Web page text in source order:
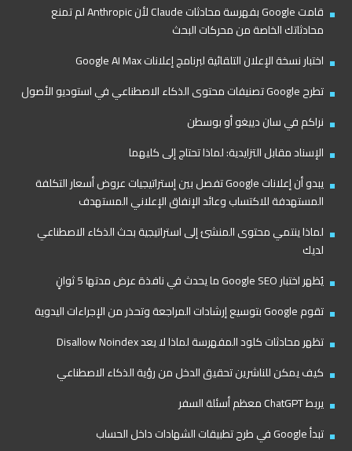
قامت Google بفهرسة محادثات Claude لأن Anthropic لم تمنع
محادثاتك الخاصة من محركات البحث
اختبار نسخة الإعلان التلقائية لبرنامج إعلانات Google AI Max
تطرح Google تصنيفات محتوى الذكاء الاصطناعي في استوديو الأصول
نراكم في سان دييغو أو بوسطن
الإسناد مقابل التزايدية: لماذا تحتاج إلى كليهما
يبدو أن إعلانات Google تفصل بين إستراتيجيات عروض أسعار التكلفة
المستهدفة للاكتساب وعائد الإنفاق الإعلاني المستهدف
لماذا ينتمي محتوى المنشئ إلى استراتيجية بحث الذكاء الاصطناعي
لديك
يُظهر اختبار Google SEO ما يحدث في نافذة عرض مدتها 5 ثوانٍ
تقوم Google بتوسيع إرشادات المراجعة وتحذر من الإجراءات اليدوية
تظهر محادثات كلود المفهرسة لماذا لا يعد Disallow Noindex
كيف يمكن للناشرين تحقيق الدخل من رؤية الذكاء الاصطناعي
يربط ChatGPT معظم أسئلة السفر
تبدأ Google في طرح تطبيقات الشهادات داخل الحساب